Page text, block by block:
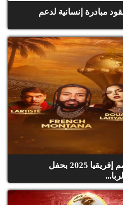
مبادرة إنسانية لدعم
المغرب يفتتح كأس أمم إفريقيا 2025 بحفل